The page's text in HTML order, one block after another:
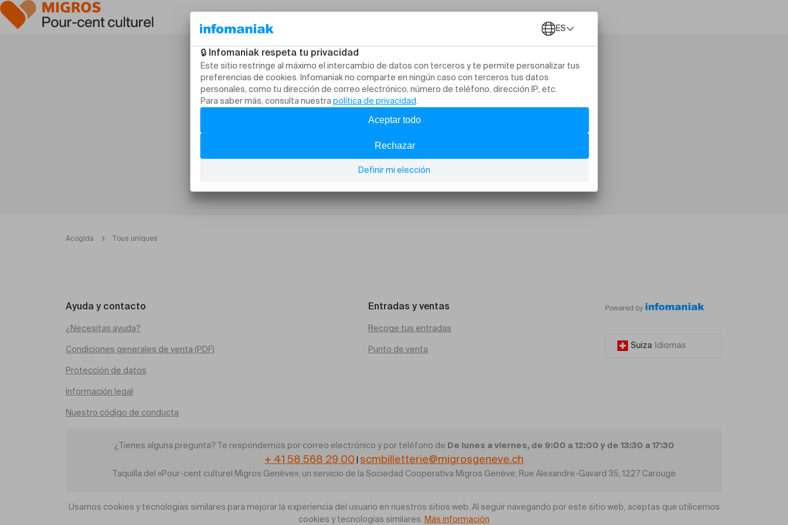
Acogida Tous uniques
Ayuda y contacto
¿Necesitas ayuda?
Condiciones generales de venta (PDF)
Protección de datos
Información legal
Nuestro código de conducta
Entradas y ventas
Recoge tus entradas
Punto de venta
Powered by
Suiza Idiomas
¿Tienes alguna pregunta? Te respondemos por correo electrónico y por teléfono de De lunes a viernes, de 9:00 a 12:00 y de 13:30 a 17:30
+ 41 58 568 29 00 scmbilletterie@migrosgeneve.ch
Taquilla del «Pour-cent culturel Migros Genève», un servicio de la Sociedad Cooperativa Migros Genève, Rue Alexandre-Gavard 35, 1227 Carouge
Usamos cookies y tecnologías similares para mejorar la experiencia del usuario en nuestros sitios web. Al seguir navegando por este sitio web, aceptas que utilicemos
cookies y tecnologías similares. Más información